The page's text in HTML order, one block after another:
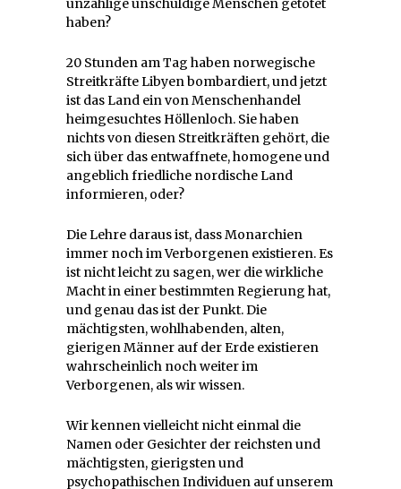
unzählige unschuldige Menschen getötet
haben?
20 Stunden am Tag haben norwegische
Streitkräfte Libyen bombardiert, und jetzt
ist das Land ein von Menschenhandel
heimgesuchtes Höllenloch. Sie haben
nichts von diesen Streitkräften gehört, die
sich über das entwaffnete, homogene und
angeblich friedliche nordische Land
informieren, oder?
Die Lehre daraus ist, dass Monarchien
immer noch im Verborgenen existieren. Es
ist nicht leicht zu sagen, wer die wirkliche
Macht in einer bestimmten Regierung hat,
und genau das ist der Punkt. Die
mächtigsten, wohlhabenden, alten,
gierigen Männer auf der Erde existieren
wahrscheinlich noch weiter im
Verborgenen, als wir wissen.
Wir kennen vielleicht nicht einmal die
Namen oder Gesichter der reichsten und
mächtigsten, gierigsten und
psychopathischen Individuen auf unserem